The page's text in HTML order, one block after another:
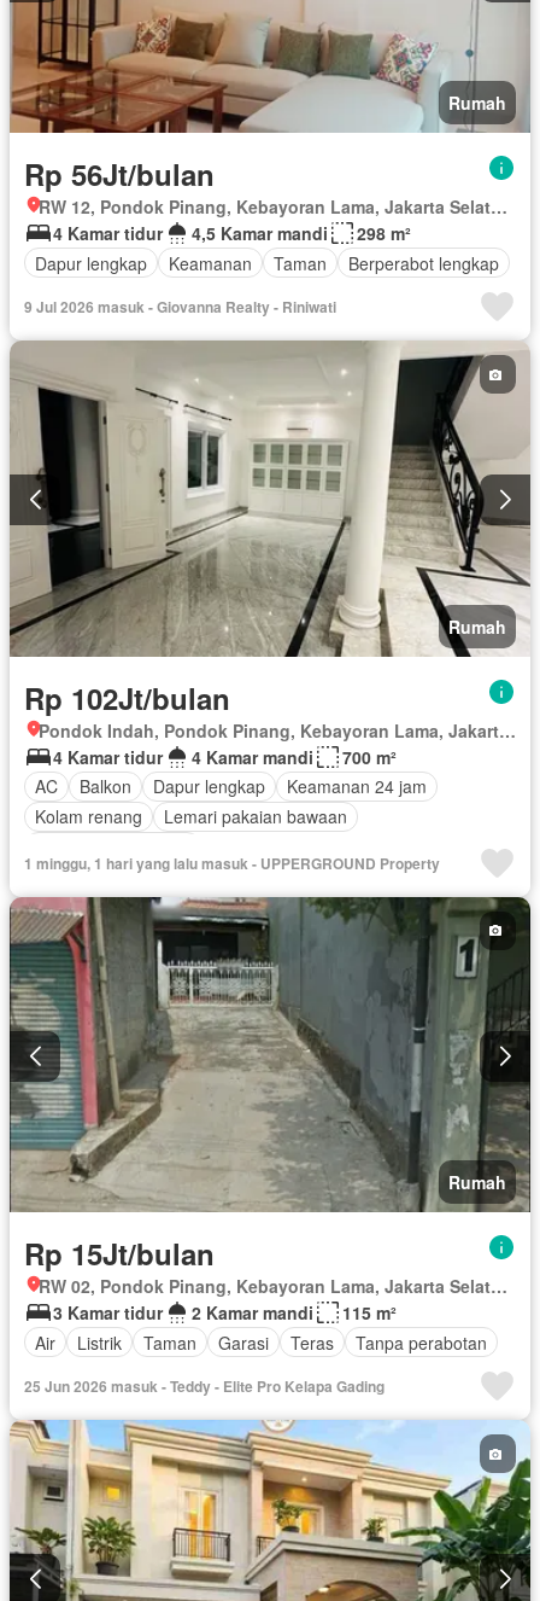
Rumah
Rp 56Jt/bulan
RW 12, Pondok Pinang, Kebayoran Lama, Jakarta Selatan, Daerah Khusus Ibukota Jakarta
4 Kamar tidur
4,5 Kamar mandi
298 m²
Dapur lengkap
Keamanan Taman Berperabot lengkap
9 Jul 2026 masuk - Giovanna Realty - Riniwati
Rumah
Rp 102Jt/bulan
Pondok Indah, Pondok Pinang, Kebayoran Lama, Jakarta Selatan, Daerah Khusus Ibukota Jakarta
4 Kamar tidur
4 Kamar mandi
700 m²
AC
Balkon Dapur lengkap
Keamanan 24 jam
Kolam renang
Lemari pakaian bawaan
1 minggu, 1 hari yang lalu masuk - UPPERGROUND Property
Rumah
Rp 15Jt/bulan
RW 02, Pondok Pinang, Kebayoran Lama, Jakarta Selatan, Daerah Khusus Ibukota Jakarta
3 Kamar tidur
2 Kamar mandi
115 m²
Air
Listrik Taman Garasi Teras Tanpa perabotan
25 Jun 2026 masuk - Teddy - Elite Pro Kelapa Gading